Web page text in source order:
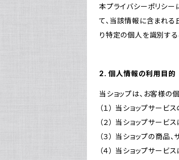
本プライバシーポリシー
て、当該情報に含まれる
り特定の個人を識別する
2. 個人情報の利用目的
当ショップは、お客様の
（１） 当ショップサービ
（２） 当ショップサー
（３） 当ショップの商品
（４） 当ショップサービ